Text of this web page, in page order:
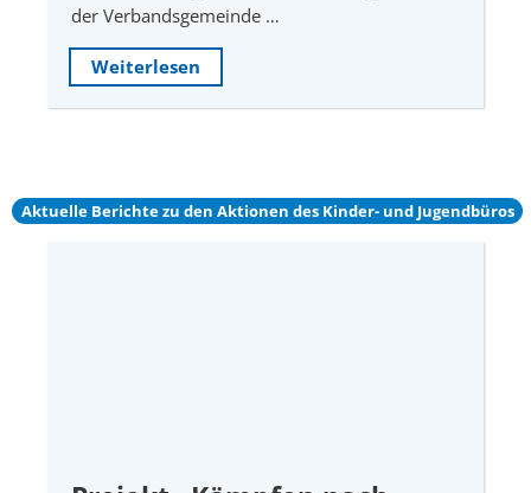
der Verbandsgemeinde …
Weiterlesen
Aktuelle Berichte zu den Aktionen des Kinder- und Jugendbüros